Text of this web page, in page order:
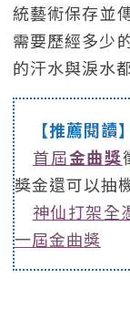
統藝術保存並
需要歷經多少
的汗水與淚水
【推薦閱讀】
首屆金曲獎
獎金還可以抽
神仙打架全
一屆金曲獎